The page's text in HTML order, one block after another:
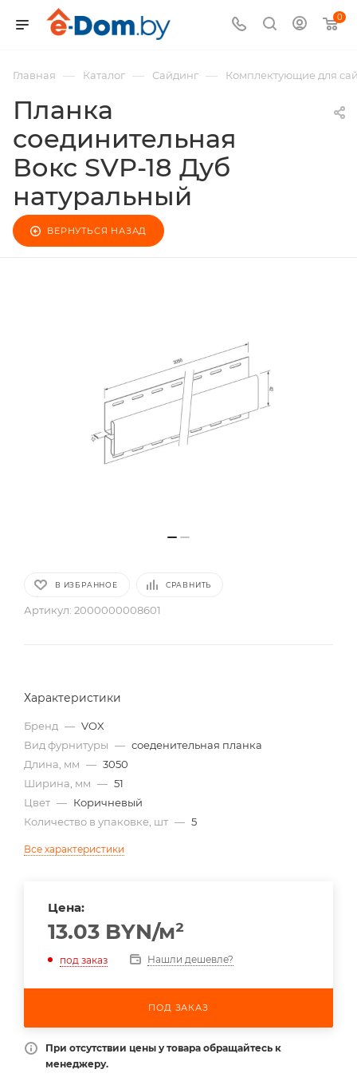
0
Главная — Каталог — Сайдинг — Комплектующие для
Планка
соединительная
Вокс SVP-18 Дуб
натуральный
ВЕРНУТЬСЯ НАЗАД
В ИЗБРАННОЕ СРАВНИТЬ
Артикул: 2000000008601
Характеристики
Бренд — VOX
Вид фурнитуры — соеденительная планка
Длина, мм — 3050
Ширина, мм — 51
Цвет — Коричневый
Количество в упаковке, шт — 5
Все характеристики
Цена:
13.03 BYN/м²
под заказ Нашли дешевле?
ПОД ЗАКАЗ
При отсутствии цены у товара обращайтесь к
менеджеру.